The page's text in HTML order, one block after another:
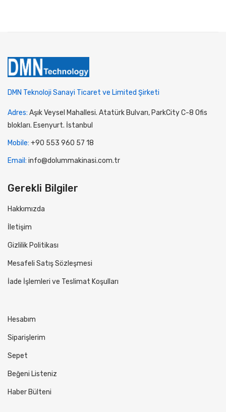
DMN Teknoloji Sanayi Ticaret ve Limited Şirketi
Adres: Aşık Veysel Mahallesi. Atatürk Bulvarı, ParkCity C-8 Ofis
blokları. Esenyurt. İstanbul
Mobile: +90 553 960 57 18
Email: info@dolummakinasi.com.tr
Gerekli Bilgiler
Hakkımızda
İletişim
Gizlilik Politikası
Mesafeli Satış Sözleşmesi
İade İşlemleri ve Teslimat Koşulları
Hesabım
Siparişlerim
Sepet
Beğeni Listeniz
Haber Bülteni